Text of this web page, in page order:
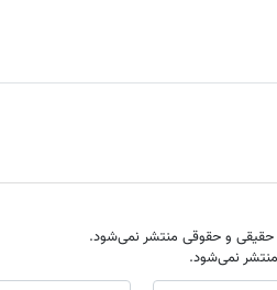
حقیقی و حقوقی منتشر نمی‌شود.
منتشر نمی‌شود.